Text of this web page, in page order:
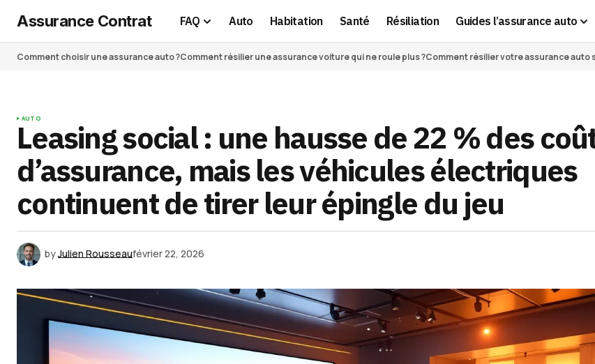
Assurance Contrat FAQ Auto Habitation Santé Résiliation Guides l’assurance auto
Comment choisir une assurance auto ?Comment résilier une assurance voiture qui ne roule plus ?Comment résilier votre assurance auto
AUTO
Leasing social : une hausse de 22 % des
d’assurance, mais les véhicules électriques
continuent de tirer leur épingle du jeu
byJulien Rousseaufévrier 22, 2026